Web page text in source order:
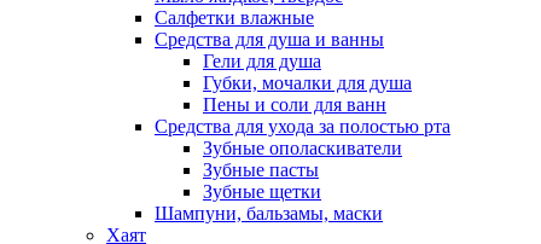
Салфетки влажные
Средства для душа и ванны
Гели для душа
Губки, мочалки для душа
Пены и соли для ванн
Средства для ухода за полостью рта
Зубные ополаскиватели
Зубные пасты
Зубные щетки
Шампуни, бальзамы, маски
Хаят